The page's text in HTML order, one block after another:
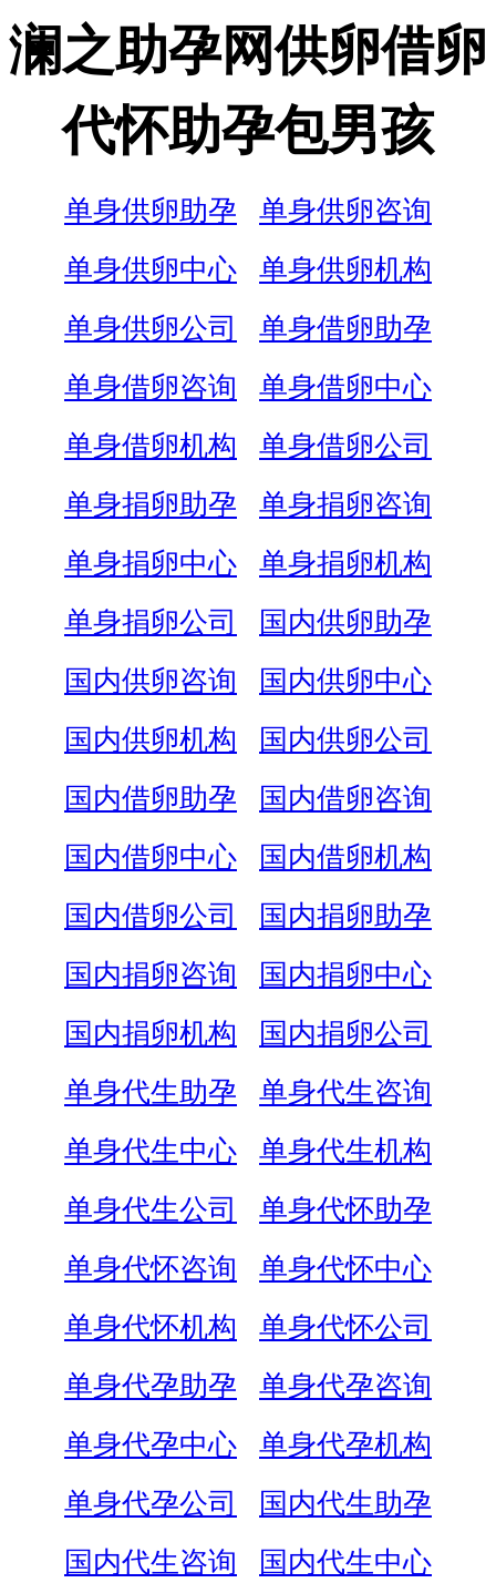
澜之助孕网供卵借卵
代怀助孕包男孩
单身供卵助孕
单身供卵咨询
单身供卵中心
单身供卵机构
单身供卵公司
单身借卵助孕
单身借卵咨询
单身借卵中心
单身借卵机构
单身借卵公司
单身捐卵助孕
单身捐卵咨询
单身捐卵中心
单身捐卵机构
单身捐卵公司
国内供卵助孕
国内供卵咨询
国内供卵中心
国内供卵机构
国内供卵公司
国内借卵助孕
国内借卵咨询
国内借卵中心
国内借卵机构
国内借卵公司
国内捐卵助孕
国内捐卵咨询
国内捐卵中心
国内捐卵机构
国内捐卵公司
单身代生助孕
单身代生咨询
单身代生中心
单身代生机构
单身代生公司
单身代怀助孕
单身代怀咨询
单身代怀中心
单身代怀机构
单身代怀公司
单身代孕助孕
单身代孕咨询
单身代孕中心
单身代孕机构
单身代孕公司
国内代生助孕
国内代生咨询
国内代生中心